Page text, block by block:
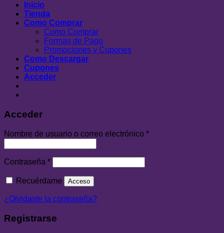
Inicio
Tienda
Como Comprar
Como Comprar
Formas de Pago
Promociones y Cupones
Como Descargar
Cupones
Acceder
Acceder
Nombre de usuario o correo electrónico *
Contraseña *
Recuérdame Acceso
¿Olvidaste la contraseña?
Registrarse